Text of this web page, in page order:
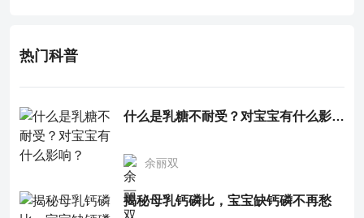
热门科普
什么是乳糖不耐受？对宝宝有什么影响？
余丽双
揭秘母乳钙磷比，宝宝缺钙磷不再愁